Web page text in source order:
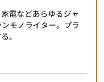
電などあらゆるジャ
モノライター。プラ
。